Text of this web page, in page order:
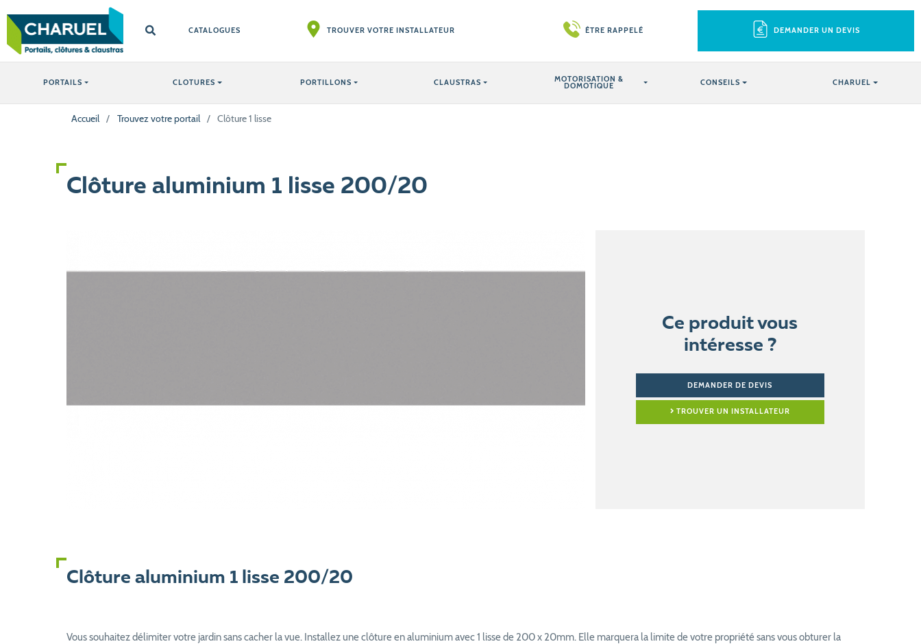
CATALOGUES TROUVER VOTRE INSTALLATEUR ÊTRE RAPPELÉ DEMANDER UN DEVIS
PORTAILS CLOTURES PORTILLONS CLAUSTRAS MOTORISATION &
DOMOTIQUE CONSEILS CHARUEL
Accueil / Trouvez votre portail / Clôture 1 lisse
Clôture aluminium 1 lisse 200/20
Ce produit vous
intéresse ?
DEMANDER DE DEVIS
TROUVER UN INSTALLATEUR
Clôture aluminium 1 lisse 200/20
Vous souhaitez délimiter votre jardin sans cacher la vue. Installez une clôture en aluminium avec 1 lisse de 200 x 20mm. Elle marquera la limite de votre propriété sans vous obturer la